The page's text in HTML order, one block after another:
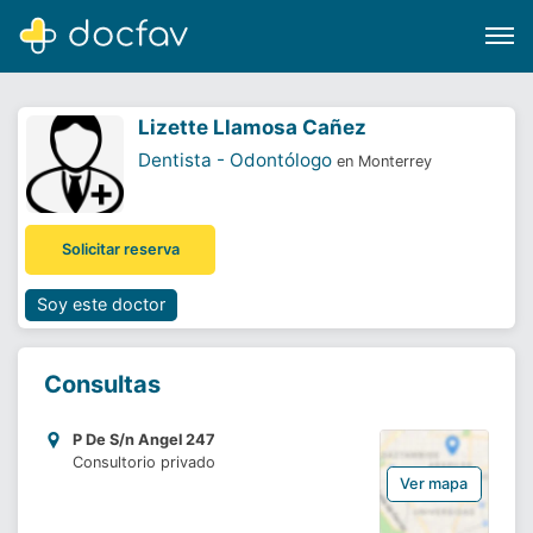
Software para clínicas
¿Eres un doctor?
Lizette Llamosa Cañez
Dentista - Odontólogo en Monterrey
Solicitar reserva
Soy este doctor
Consultas
P De S/n Angel 247
Consultorio privado
Ver mapa